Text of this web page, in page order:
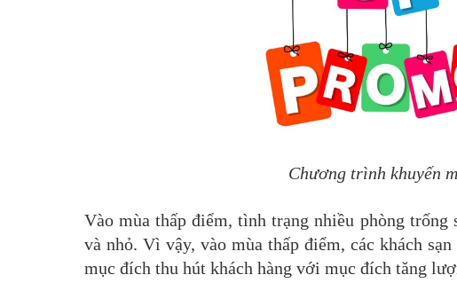
Chương trình khuyến
Vào mùa thấp điểm, tình trạng nhiều phòng
và nhỏ. Vì vậy, vào mùa thấp điểm, các khách
mục đích thu hút khách hàng với mục đích tăng